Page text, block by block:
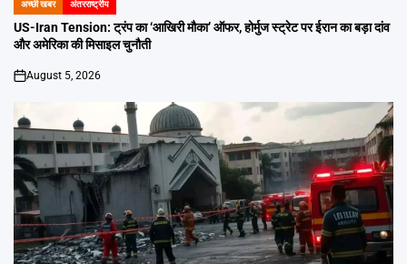
POSTED
IN
अच्छी खबर अंतरराष्ट्रीय
US-Iran Tension: ट्रंप का ‘आखिरी मौका’ ऑफर, होर्मुज स्ट्रेट पर ईरान का बड़ा दांव
और अमेरिका की मिसाइल चुनौती
on
August 5, 2026